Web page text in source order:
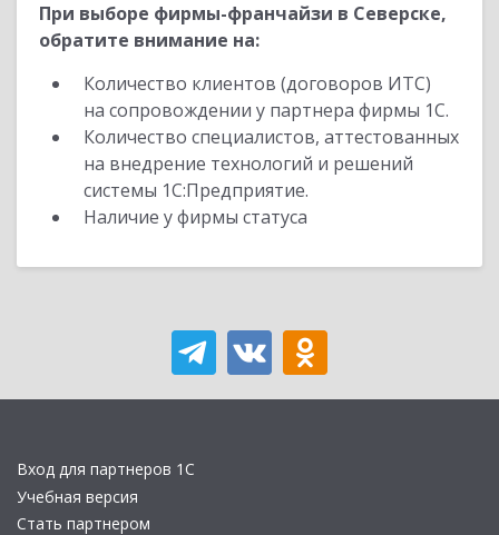
При выборе фирмы-франчайзи в Северске,
обратите внимание на:
Количество клиентов (договоров ИТС)
на сопровождении у партнера фирмы 1С.
Количество специалистов, аттестованных
на внедрение технологий и решений
системы 1С:Предприятие.
Наличие у фирмы статуса
Вход для партнеров 1С
Учебная версия
Стать партнером